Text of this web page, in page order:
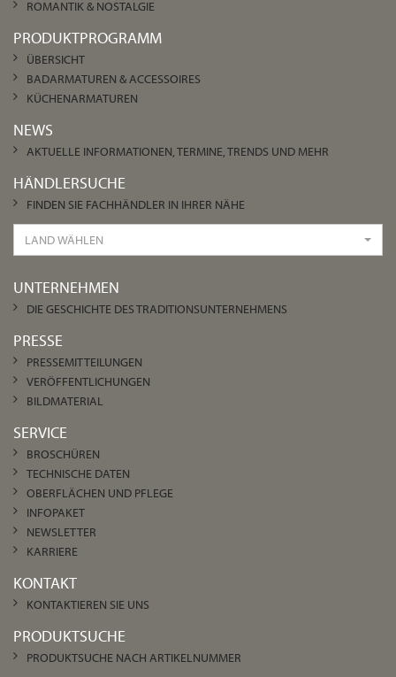
ROMANTIK & NOSTALGIE
PRODUKTPROGRAMM
ÜBERSICHT
BADARMATUREN & ACCESSOIRES
KÜCHENARMATUREN
NEWS
AKTUELLE INFORMATIONEN, TERMINE, TRENDS UND MEHR
HÄNDLERSUCHE
FINDEN SIE FACHHÄNDLER IN IHRER NÄHE
LAND WÄHLEN
UNTERNEHMEN
DIE GESCHICHTE DES TRADITIONSUNTERNEHMENS
PRESSE
PRESSEMITTEILUNGEN
VERÖFFENTLICHUNGEN
BILDMATERIAL
SERVICE
BROSCHÜREN
TECHNISCHE DATEN
OBERFLÄCHEN UND PFLEGE
INFOPAKET
NEWSLETTER
KARRIERE
KONTAKT
KONTAKTIEREN SIE UNS
PRODUKTSUCHE
PRODUKTSUCHE NACH ARTIKELNUMMER